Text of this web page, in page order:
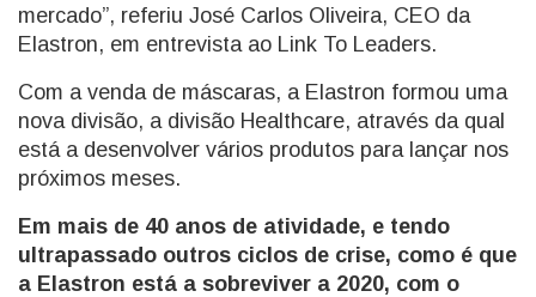
mercado”, referiu José Carlos Oliveira, CEO da
Elastron, em entrevista ao Link To Leaders.
Com a venda de máscaras, a Elastron formou uma
nova divisão, a divisão Healthcare, através da qual
está a desenvolver vários produtos para lançar nos
próximos meses.
Em mais de 40 anos de atividade, e tendo
ultrapassado outros ciclos de crise, como é que
a Elastron está a sobreviver a 2020, com o